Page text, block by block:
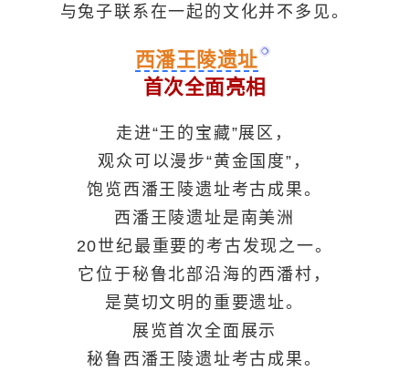
与兔子联系在一起的文化并不多见。
西潘王陵遗址
首次全面亮相
走进“王的宝藏”展区，
观众可以漫步“黄金国度”，
饱览西潘王陵遗址考古成果。
西潘王陵遗址是南美洲
20世纪最重要的考古发现之一。
它位于秘鲁北部沿海的西潘村，
是莫切文明的重要遗址。
展览首次全面展示
秘鲁西潘王陵遗址考古成果。